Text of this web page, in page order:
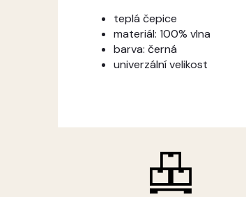
teplá čepice
materiál: 100% vlna
barva: černá
univerzální velikost